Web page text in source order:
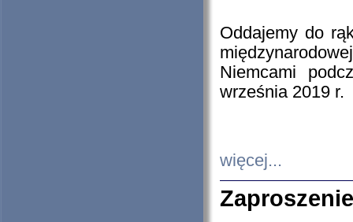
Oddajemy do
Niemcami
września 2019 r.
więcej...